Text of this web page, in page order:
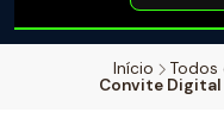
Início Todos
Convite